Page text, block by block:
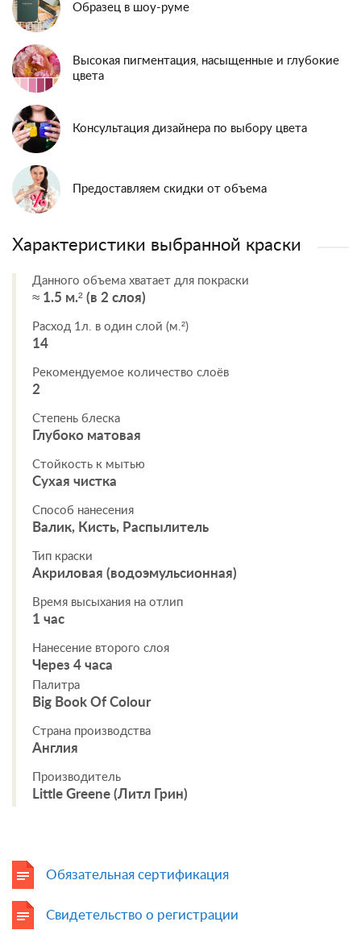
Образец в шоу-руме
Высокая пигментация, насыщенные и глубокие
цвета
Консультация дизайнера по выбору цвета
Предоставляем скидки от объема
Характеристики выбранной краски
Данного объема хватает для покраски
≈ 1.5 м.² (в 2 слоя)
Расход 1л. в один слой (м.²)
14
Рекомендуемое количество слоёв
2
Степень блеска
Глубоко матовая
Стойкость к мытью
Сухая чистка
Способ нанесения
Валик, Кисть, Распылитель
Тип краски
Акриловая (водоэмульсионная)
Время высыхания на отлип
1 час
Нанесение второго слоя
Через 4 часа
Палитра
Big Book Of Colour
Страна производства
Англия
Производитель
Little Greene (Литл Грин)
Обязательная сертификация
Свидетельство о регистрации